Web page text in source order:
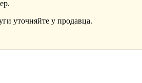
уточняйте у продавца.